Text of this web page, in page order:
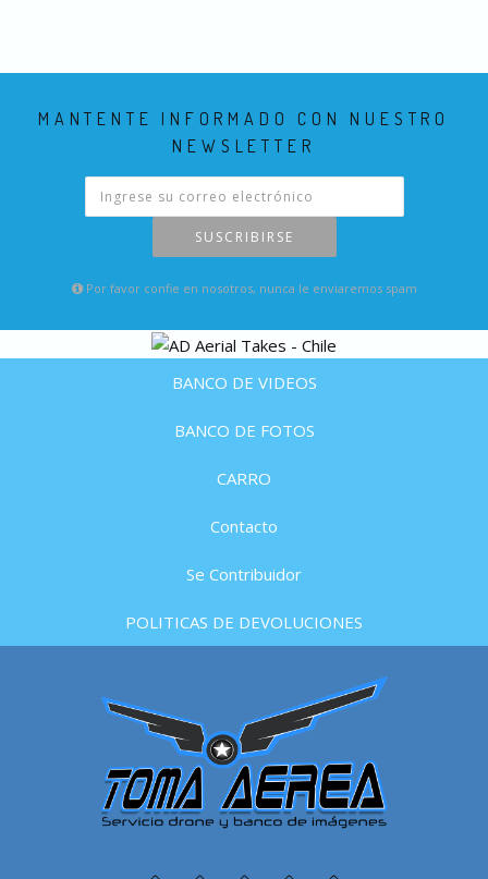
MANTENTE INFORMADO CON NUESTRO
NEWSLETTER
SUSCRIBIRSE
Por favor confie en nosotros, nunca le enviaremos spam
BANCO DE VIDEOS
BANCO DE FOTOS
CARRO
Contacto
Se Contribuidor
POLITICAS DE DEVOLUCIONES